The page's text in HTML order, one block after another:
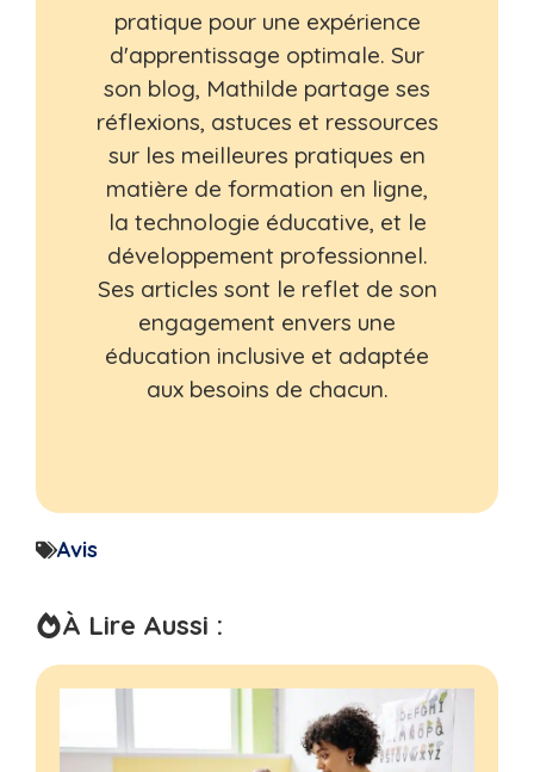
pratique pour une expérience
d'apprentissage optimale. Sur
son blog, Mathilde partage ses
réflexions, astuces et ressources
sur les meilleures pratiques en
matière de formation en ligne,
la technologie éducative, et le
développement professionnel.
Ses articles sont le reflet de son
engagement envers une
éducation inclusive et adaptée
aux besoins de chacun.
Avis
À Lire Aussi :